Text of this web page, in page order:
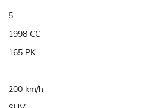
5
1998 CC
165 PK
200 km/h